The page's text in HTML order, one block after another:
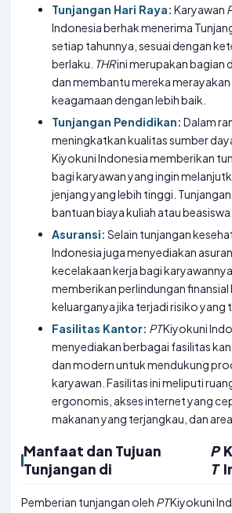
Tunjangan Hari Raya: Karyawan
Indonesia berhak menerima
setiap tahunnya, sesuai dengan
berlaku. THRini merupakan bagian
dan membantu mereka merayakan
keagamaan dengan lebih baik.
Tunjangan Pendidikan: Dalam
meningkatkan kualitas sumber
Kiyokuni Indonesia memberikan
bagi karyawan yang ingin
jenjang yang lebih tinggi.
bantuan biaya kuliah atau beasiswa.
Asuransi: Selain tunjangan
Indonesia juga menyediakan
kecelakaan kerja bagi
memberikan perlindungan finansial
keluarganya jika terjadi risiko yang
Fasilitas Kantor: PTKiyokuni
menyediakan berbagai fasilitas
dan modern untuk mendukung
karyawan. Fasilitas ini meliputi
ergonomis, akses internet yang
makanan yang terjangkau, dan
Manfaat dan Tujuan
Tunjangan di
P
T
Pemberian tunjangan oleh PTKiyokuni